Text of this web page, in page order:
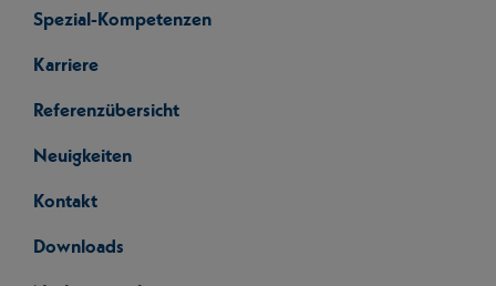
Spezial-Kompetenzen
Karriere
Referenzübersicht
Neuigkeiten
Kontakt
Downloads